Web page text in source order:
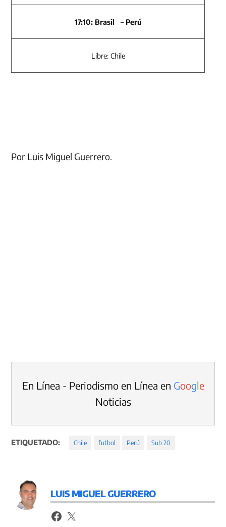
17:10: Brasil – Perú
Libre: Chile
Por Luis Miguel Guerrero.
En Línea - Periodismo en Línea en Google
Noticias
ETIQUETADO: Chile futbol Perú Sub 20
LUIS MIGUEL GUERRERO